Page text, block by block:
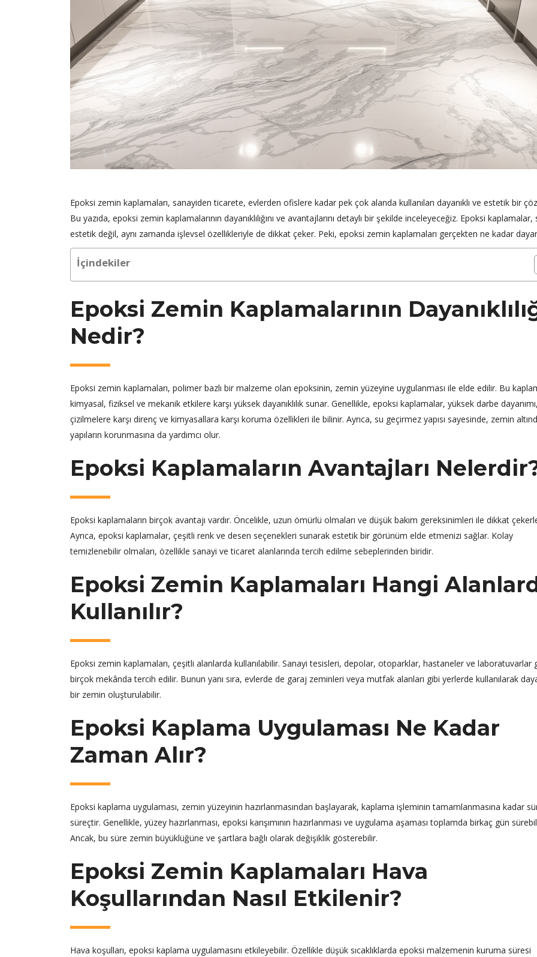
Epoksi zemin kaplamaları, sanayiden ticarete, evlerden ofislere kadar pek çok alanda kullanılan dayanıklı ve estetik bir
Bu yazıda, epoksi zemin kaplamalarının dayanıklılığını ve avantajlarını detaylı bir şekilde inceleyeceğiz. Epoksi kaplamalar,
estetik değil, aynı zamanda işlevsel özellikleriyle de dikkat çeker. Peki, epoksi zemin kaplamaları gerçekten ne kadar
İçindekiler
Epoksi Zemin Kaplamalarının
Nedir?
Epoksi zemin kaplamaları, polimer bazlı bir malzeme olan epoksinin, zemin yüzeyine uygulanması ile elde edilir. Bu
kimyasal, fiziksel ve mekanik etkilere karşı yüksek dayanıklılık sunar. Genellikle, epoksi kaplamalar, yüksek darbe dayanımı,
çizilmelere karşı direnç ve kimyasallara karşı koruma özellikleri ile bilinir. Ayrıca, su geçirmez yapısı sayesinde, zemin
yapıların korunmasına da yardımcı olur.
Epoksi Kaplamaların Avantajları
Epoksi kaplamaların birçok avantajı vardır. Öncelikle, uzun ömürlü olmaları ve düşük bakım gereksinimleri ile dikkat
Ayrıca, epoksi kaplamalar, çeşitli renk ve desen seçenekleri sunarak estetik bir görünüm elde etmenizi sağlar. Kolay
temizlenebilir olmaları, özellikle sanayi ve ticaret alanlarında tercih edilme sebeplerinden biridir.
Epoksi Zemin Kaplamaları Hangi
Kullanılır?
Epoksi zemin kaplamaları, çeşitli alanlarda kullanılabilir. Sanayi tesisleri, depolar, otoparklar, hastaneler ve laboratuvarlar
birçok mekânda tercih edilir. Bunun yanı sıra, evlerde de garaj zeminleri veya mutfak alanları gibi yerlerde kullanılarak
bir zemin oluşturulabilir.
Epoksi Kaplama Uygulaması Ne Kadar
Zaman Alır?
Epoksi kaplama uygulaması, zemin yüzeyinin hazırlanmasından başlayarak, kaplama işleminin tamamlanmasına kadar
süreçtir. Genellikle, yüzey hazırlanması, epoksi karışımının hazırlanması ve uygulama aşaması toplamda birkaç gün
Ancak, bu süre zemin büyüklüğüne ve şartlara bağlı olarak değişiklik gösterebilir.
Epoksi Zemin Kaplamaları Hava
Koşullarından Nasıl Etkilenir?
Hava koşulları, epoksi kaplama uygulamasını etkileyebilir. Özellikle düşük sıcaklıklarda epoksi malzemenin kuruma süresi